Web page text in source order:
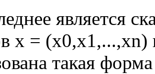
является
x = (x0,x1,...,xn)
такая